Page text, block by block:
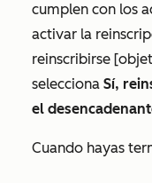
cumplen con los
activar la
reinscribirse
selecciona Sí,
el
Cuando hayas